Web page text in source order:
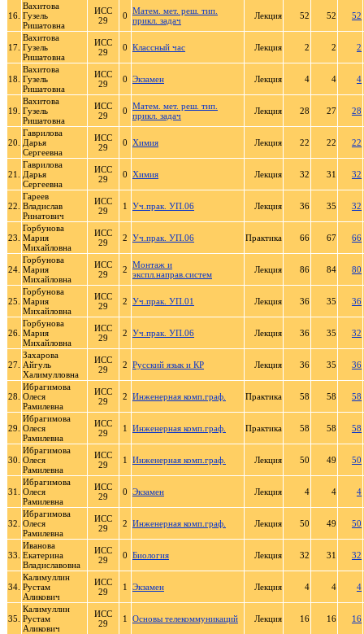
16.
Вахитова
Гузель
Ришатовна
ИСС
29
0 Матем. мет. реш. тип.
прикл. задач
Лекция 52 52 52
17.
Вахитова
Гузель
Ришатовна
ИСС
29
0 Классный час Лекция 2 2 2
18.
Вахитова
Гузель
Ришатовна
ИСС
29
0 Экзамен Лекция 4 4 4
19.
Вахитова
Гузель
Ришатовна
ИСС
29
0 Матем. мет. реш. тип.
прикл. задач
Лекция 28 27 28
20.
Гаврилова
Дарья
Сергеевна
ИСС
29
0 Химия Лекция 22 22 22
21.
Гаврилова
Дарья
Сергеевна
ИСС
29
0 Химия Лекция 32 31 32
22.
Гареев
Владислав
Ринатович
ИСС
29
1 Уч.прак. УП.06 Лекция 36 35 32
23.
Горбунова
Мария
Михайловна
ИСС
29
2 Уч.прак. УП.06 Практика 66 67 66
24.
Горбунова
Мария
Михайловна
ИСС
29
2 Монтаж и
экспл.направ.систем
Лекция 86 84 80
25.
Горбунова
Мария
Михайловна
ИСС
29
2 Уч.прак. УП.01 Лекция 36 35 36
26.
Горбунова
Мария
Михайловна
ИСС
29
2 Уч.прак. УП.06 Лекция 36 35 32
27.
Захарова
Айгуль
Халимулловна
ИСС
29
2 Русский язык и КР Лекция 36 35 36
28.
Ибрагимова
Олеся
Рамилевна
ИСС
29
2 Инженерная комп.граф. Практика 58 58 58
29.
Ибрагимова
Олеся
Рамилевна
ИСС
29
1 Инженерная комп.граф. Практика 58 58 58
30.
Ибрагимова
Олеся
Рамилевна
ИСС
29
1 Инженерная комп.граф. Лекция 50 49 50
31.
Ибрагимова
Олеся
Рамилевна
ИСС
29
0 Экзамен Лекция 4 4 4
32.
Ибрагимова
Олеся
Рамилевна
ИСС
29
2 Инженерная комп.граф. Лекция 50 49 50
33.
Иванова
Екатерина
Владиславовна
ИСС
29
0 Биология Лекция 32 31 32
34.
Калимуллин
Рустам
Аликович
ИСС
29
1 Экзамен Лекция 4 4 4
35.
Калимуллин
Рустам
Аликович
ИСС
29
1 Основы телекоммуникаций Лекция 16 16 16